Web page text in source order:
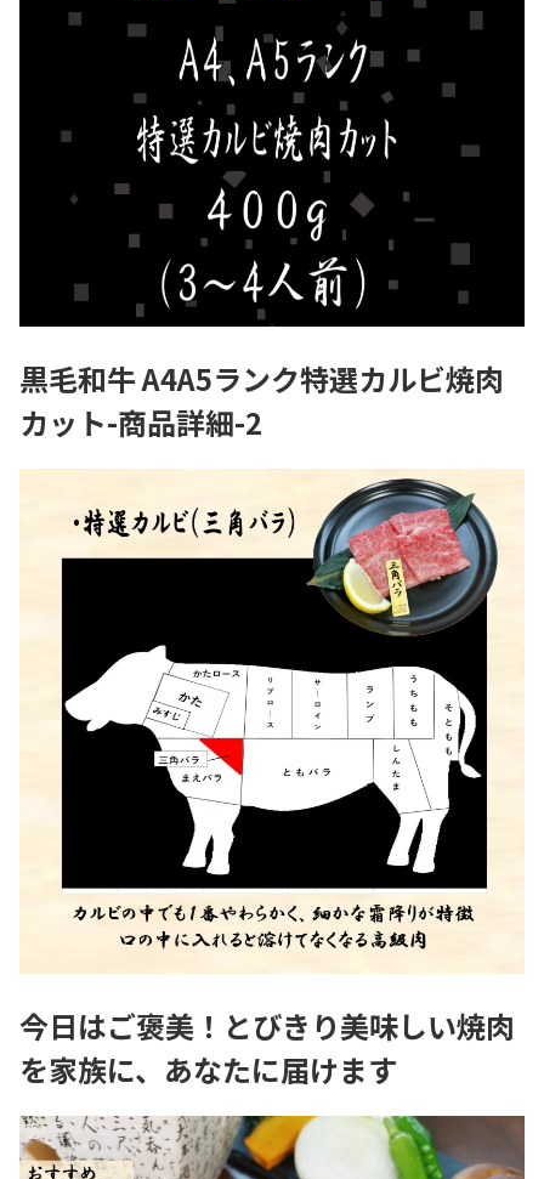
黒毛和牛 A4A5ランク特選カルビ焼肉
カット-商品詳細-2
今日はご褒美！とびきり美味しい焼肉
を家族に、あなたに届けます